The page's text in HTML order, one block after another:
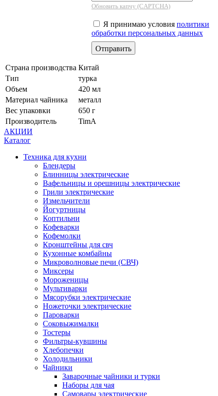
Обновить капчу (CAPTCHA)
Я принимаю условия политики
обработки персональных данных
Страна производства Китай
Тип
турка
Объем
420 мл
Материал чайника
металл
Вес упаковки
650 г
Производитель
TimA
АКЦИИ
Каталог
Техника для кухни
Блендеры
Блинницы электрические
Вафельницы и орешницы электрические
Грили электрические
Измельчители
Йогуртницы
Коптильни
Кофеварки
Кофемолки
Кронштейны для свч
Кухонные комбайны
Микроволновые печи (СВЧ)
Миксеры
Мороженицы
Мультиварки
Мясорубки электрические
Ножеточки электрические
Пароварки
Соковыжималки
Тостеры
Фильтры-кувшины
Хлебопечки
Холодильники
Чайники
Заварочные чайники и турки
Наборы для чая
Самовары электрические